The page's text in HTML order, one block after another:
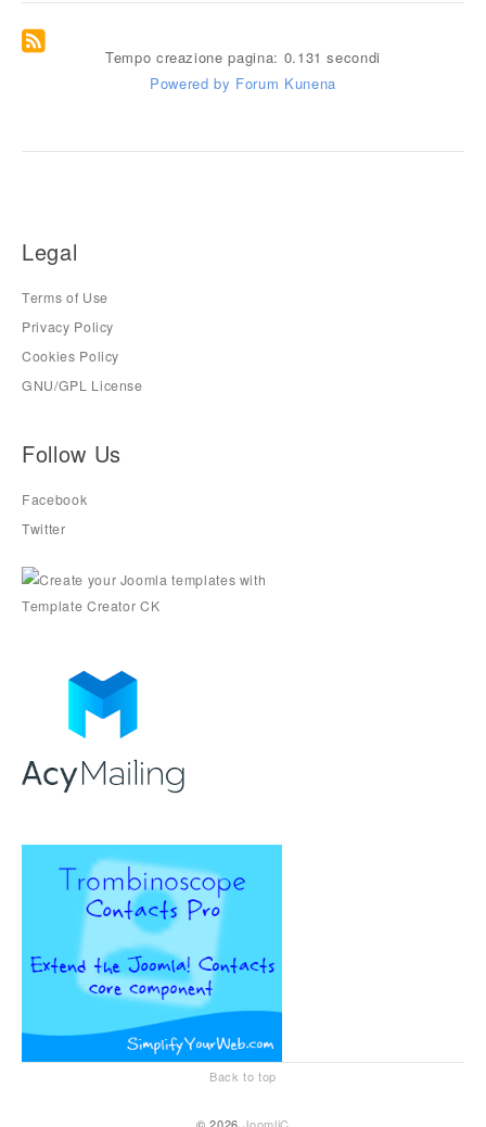
Tempo creazione pagina: 0.131 secondi
Powered by Forum Kunena
Legal
Terms of Use
Privacy Policy
Cookies Policy
GNU/GPL License
Follow Us
Facebook
Twitter
Back to top